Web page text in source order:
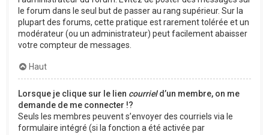
le forum dans le seul but de passer au rang supérieur. Sur la
plupart des forums, cette pratique est rarement tolérée et un
modérateur (ou un administrateur) peut facilement abaisser
votre compteur de messages.
Haut
Lorsque je clique sur le lien courrield’un membre, on me
demande de me connecter !?
Seuls les membres peuvent s’envoyer des courriels via le
formulaire intégré (si la fonction a été activée par